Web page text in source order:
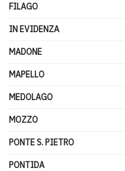
FILAGO
IN EVIDENZA
MADONE
MAPELLO
MEDOLAGO
MOZZO
PONTE S. PIETRO
PONTIDA